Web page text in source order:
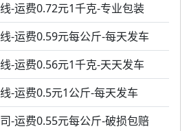
-运费0.72元1千克-专业包装
-运费0.59元每公斤-每天发车
-运费0.56元1千克-天天发车
-运费0.5元1公斤-每天发车
-运费0.55元每公斤-破损包赔